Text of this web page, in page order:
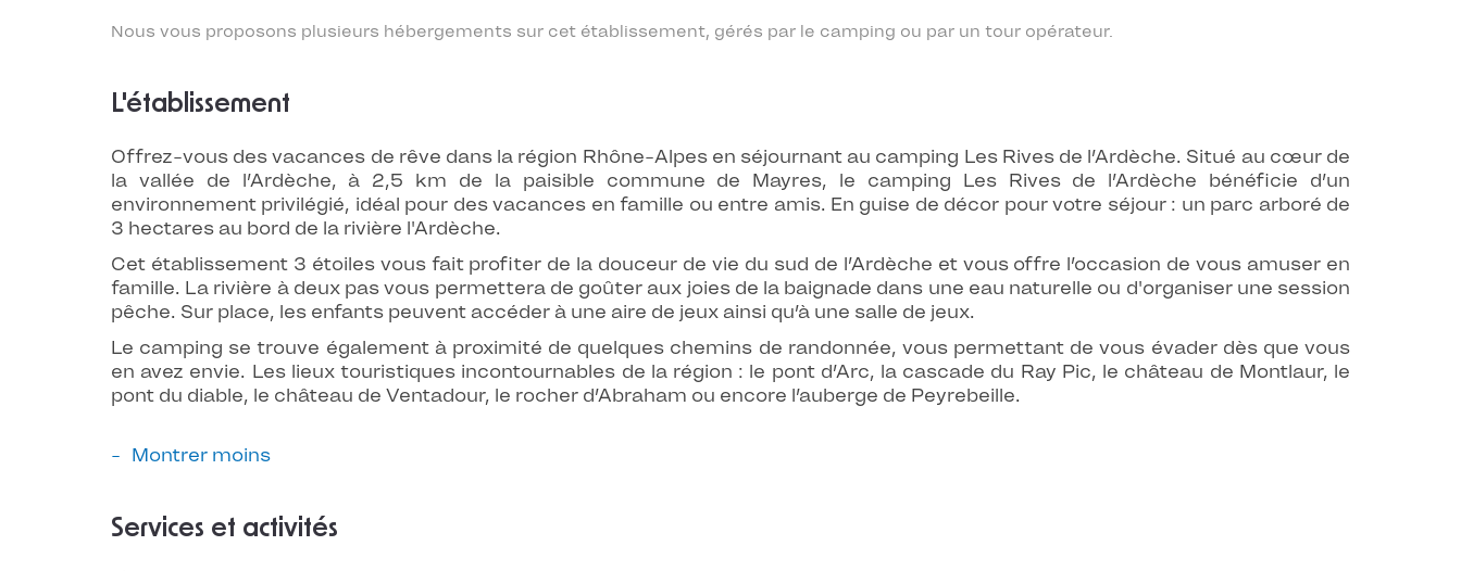
Nous vous proposons plusieurs hébergements sur cet établissement, gérés par le camping ou par un tour opérateur.
L'établissement
Offrez-vous des vacances de rêve dans la région Rhône-Alpes en séjournant au camping Les Rives de l’Ardèche. Situé au cœur de
la vallée de l’Ardèche, à 2,5 km de la paisible commune de Mayres, le camping Les Rives de l’Ardèche bénéficie d’un
environnement privilégié, idéal pour des vacances en famille ou entre amis. En guise de décor pour votre séjour : un parc arboré de
3 hectares au bord de la rivière l'Ardèche.
Cet établissement 3 étoiles vous fait profiter de la douceur de vie du sud de l’Ardèche et vous offre l’occasion de vous amuser en
famille. La rivière à deux pas vous permettera de goûter aux joies de la baignade dans une eau naturelle ou d'organiser une session
pêche. Sur place, les enfants peuvent accéder à une aire de jeux ainsi qu’à une salle de jeux.
Le camping se trouve également à proximité de quelques chemins de randonnée, vous permettant de vous évader dès que vous
en avez envie. Les lieux touristiques incontournables de la région : le pont d’Arc, la cascade du Ray Pic, le château de Montlaur, le
pont du diable, le château de Ventadour, le rocher d’Abraham ou encore l’auberge de Peyrebeille.
Montrer moins
Services et activités